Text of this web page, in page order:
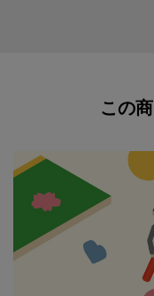
この